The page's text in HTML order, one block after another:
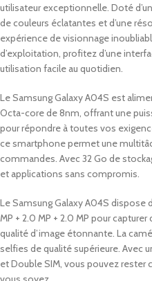
utilisateur exceptionnelle. Doté
de couleurs éclatantes et d’une
expérience de visionnage
d’exploitation, profitez d’une
utilisation facile au quotidien.
Le Samsung Galaxy A04S est
Octa-core de 8nm, offrant une
pour répondre à toutes vos
ce smartphone permet une
commandes. Avec 32 Go de
et applications sans compromis.
Le Samsung Galaxy A04S dispose
MP + 2.0 MP + 2.0 MP pour
qualité d’image étonnante. La
selfies de qualité supérieure. Avec
et Double SIM, vous pouvez